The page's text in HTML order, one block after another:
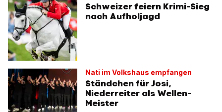
Schweizer feiern Krimi-Sieg
nach Aufholjagd
Nati im Volkshaus empfangen
Ständchen für Josi,
Niederreiter als Wellen-
Meister